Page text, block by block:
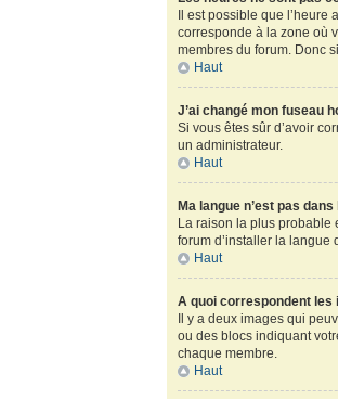
Il est possible que
corresponde à la zone où
membres du forum. Donc
Haut
J’ai changé mon fuseau
Si vous êtes sûr d’avoir
un administrateur.
Haut
Ma langue n’est pas
La raison la plus probable
forum d’installer la langue
Haut
A quoi correspondent les
Il y a deux images qui
ou des blocs indiquant
chaque membre.
Haut